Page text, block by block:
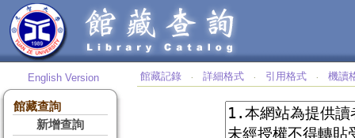
English Version
館藏查詢
新增查詢
館藏記錄 ‧ 詳細格式 ‧ 引用格式 ‧ 機讀